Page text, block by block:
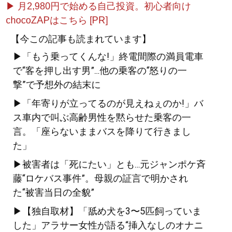
▶ 月2,980円で始める自己投資。初心者向け
chocoZAPはこちら [PR]
【今この記事も読まれています】
▶「もう乗ってくんな!」終電間際の満員電車
で“客を押し出す男”...他の乗客の“怒りの一
撃”で予想外の結末に
▶「年寄りが立ってるのが見えねぇのか!」バ
ス車内で叫ぶ高齢男性を黙らせた乗客の一
言。「座らないままバスを降りて行きまし
た」
▶被害者は「死にたい」とも...元ジャンポケ斉
藤“ロケバス事件”。母親の証言で明かされ
た“被害当日の全貌”
▶【独自取材】「舐め犬を3〜5匹飼っていま
した」アラサー女性が語る“挿入なしのオナニ